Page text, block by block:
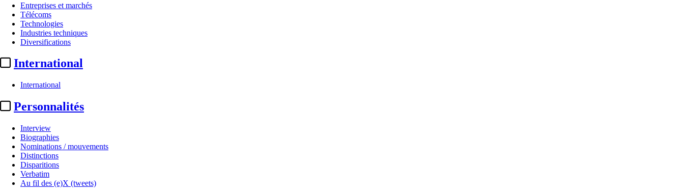
Entreprises et marchés
Télécoms
Technologies
Industries techniques
Diversifications
International
International
Personnalités
Interview
Biographies
Nominations / mouvements
Distinctions
Disparitions
Verbatim
Au fil des (e)X (tweets)
Festivals - Marchés
Cannes 2025 :